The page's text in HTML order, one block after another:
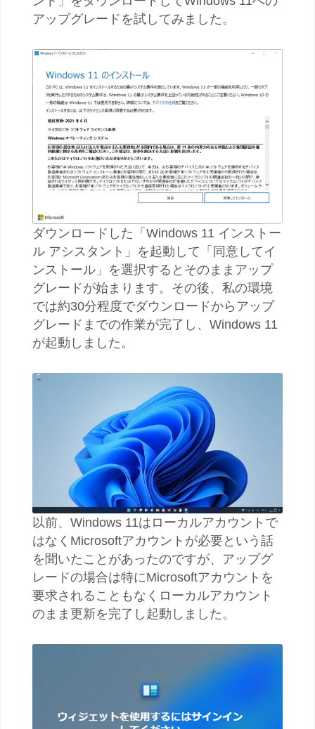
アップグレードを試してみました。
ダウンロードした「Windows 11 インストー
ル アシスタント」を起動して「同意してイ
ンストール」を選択するとそのままアップ
グレードが始まります。その後、私の環境
では約30分程度でダウンロードからアップ
グレードまでの作業が完了し、Windows 11
が起動しました。
以前、Windows 11はローカルアカウントで
はなくMicrosoftアカウントが必要という話
を聞いたことがあったのですが、アップグ
レードの場合は特にMicrosoftアカウントを
要求されることもなくローカルアカウント
のまま更新を完了し起動しました。